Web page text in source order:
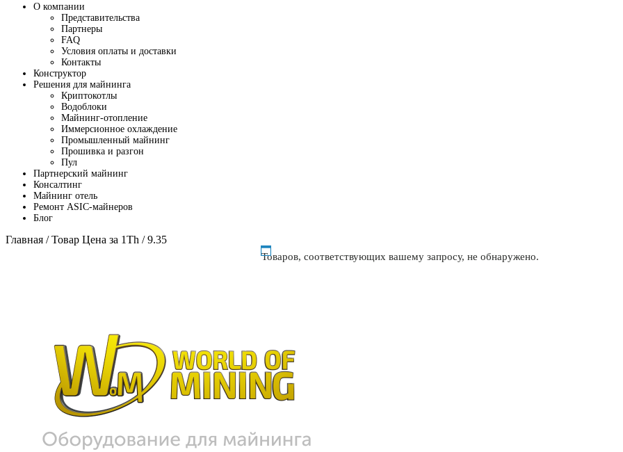
О компании
Представительства
Партнеры
FAQ
Условия оплаты и доставки
Контакты
Конструктор
Решения для майнинга
Криптокотлы
Водоблоки
Майнинг-отопление
Иммерсионное охлаждение
Промышленный майнинг
Прошивка и разгон
Пул
Партнерский майнинг
Консалтинг
Майнинг отель
Ремонт ASIC-майнеров
Блог
Главная / Товар Цена за 1Th / 9.35
Товаров, соответствующих вашему запросу, не обнаружено.